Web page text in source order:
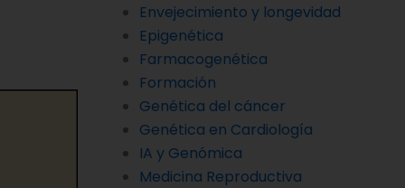
Envejecimiento y longevidad
Epigenética
Farmacogenética
Formación
Genética del cáncer
Genética en Cardiología
IA y Genómica
Medicina Reproductiva